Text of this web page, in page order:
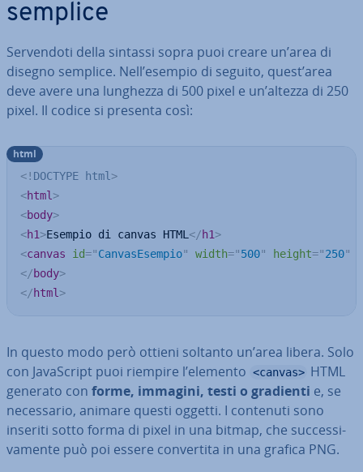
semplice
Ser­ven­do­ti della sintassi sopra puoi creare un’area di
disegno semplice. Nell’esempio di seguito, quest’area
deve avere una lunghezza di 500 pixel e un’altezza di 250
pixel. Il codice si presenta così:
<! DOCTYPE html >
<html >
<body>
<h1>Esempio di canvas HTML </h1>
<canvas id="CanvasEsempio" width="500" height="250"
</body>
</html >
html
In questo modo però ottieni soltanto un’area libera. Solo
con Ja­va­Script puoi riempire l’elemento <canvas> HTML
generato con forme, immagini, testi o gradienti e, se
ne­ces­sa­rio, animare questi oggetti. I contenuti sono
inseriti sotto forma di pixel in una bitmap, che suc­ces­si­
va­men­te può poi essere con­ver­ti­ta in una grafica PNG.